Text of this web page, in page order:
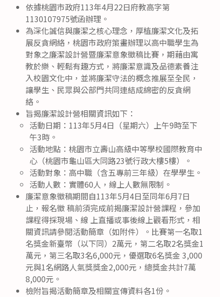
依據桃園市政府113年4月22日府教高字第
1130107975號函辦理。
為深化誠信與廉潔之核心理念，厚植廉潔文化及拓
展反貪網絡，桃園市政府策畫辦理以高中職學生為
對象之廉潔設計營暨廉潔意象徵稿比賽，期藉由寓
教於樂、輕鬆有趣方式，將廉潔意識及品德素養注
入校園文化中，並將廉潔守法的概念推展至全民，
讓學生、民眾與公部門共同連結成綿密的反貪網
絡。
旨揭廉潔設計營相關資訊如下：
活動日期：113年5月4日（星期六）上午9時至下
午3時。
活動地點：桃園市立壽山高級中等學校國際教育中
心（桃園市龜山區大同路23號行政大樓5樓）。
活動對象：高中職（含五專前三年級）在學學生。
活動人數：實體60人，線上人數無限制。
廉潔意象徵稿期間自113年5月4日至同年6月7日
止，報名徵 稿前須完成前揭廉潔設計營課程，參加
課程得採現場、線 上直播或事後線上觀看形式，相
關資訊請參閱活動簡章（如附件）。比賽第一名取1
名獎金新臺幣（以下同）2萬元，第二名取2名獎金1
萬元，第三名取3名6,000元，優選取6名獎金 3,000
元與1名網路人氣獎獎金2,000元，總獎金共計7萬
8,000元。
檢附旨揭活動簡章及相關宣傳資料各1份。